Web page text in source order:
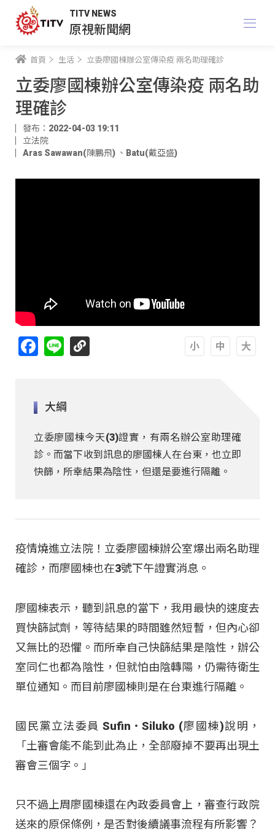
TITV NEWS
原視新聞網
首頁 生活 立委廖國棟辦公室傳染疫 兩名助理確診
立委廖國棟辦公室傳染疫 兩名助
理確診
發布：2022-04-03 19:11
立法院
Aras Sawawan(陳鵬飛) 、 Batu(戴亞盛)
Facebook
Line
大綱
立委廖國棟今天(3)證實，有兩名辦公室助理確
診。而當下收到訊息的廖國棟人在台東，也立即
快篩，所幸結果為陰性，但還是要進行隔離。
疫情燒進立法院！立委廖國棟辦公室爆出兩名助理
確診，而廖國棟也在3號下午證實消息。
廖國棟表示，聽到訊息的當下，我用最快的速度去
買快篩試劑，等待結果的時間雖然短暫，但內心卻
又無比的恐懼。而所幸自己快篩結果是陰性，辦公
室同仁也都為陰性，但就怕由陰轉陽，仍需待衛生
單位通知。而目前廖國棟則是在台東進行隔離。
國民黨立法委員 Sufin‧Siluko (廖國棟)說明，
「土審會能不能到此為止，全部廢掉不要再出現土
審會三個字。」
只不過上周廖國棟還在內政委員會上，審查行政院
送來的原保條例，是否對後續議事流程有所影響？